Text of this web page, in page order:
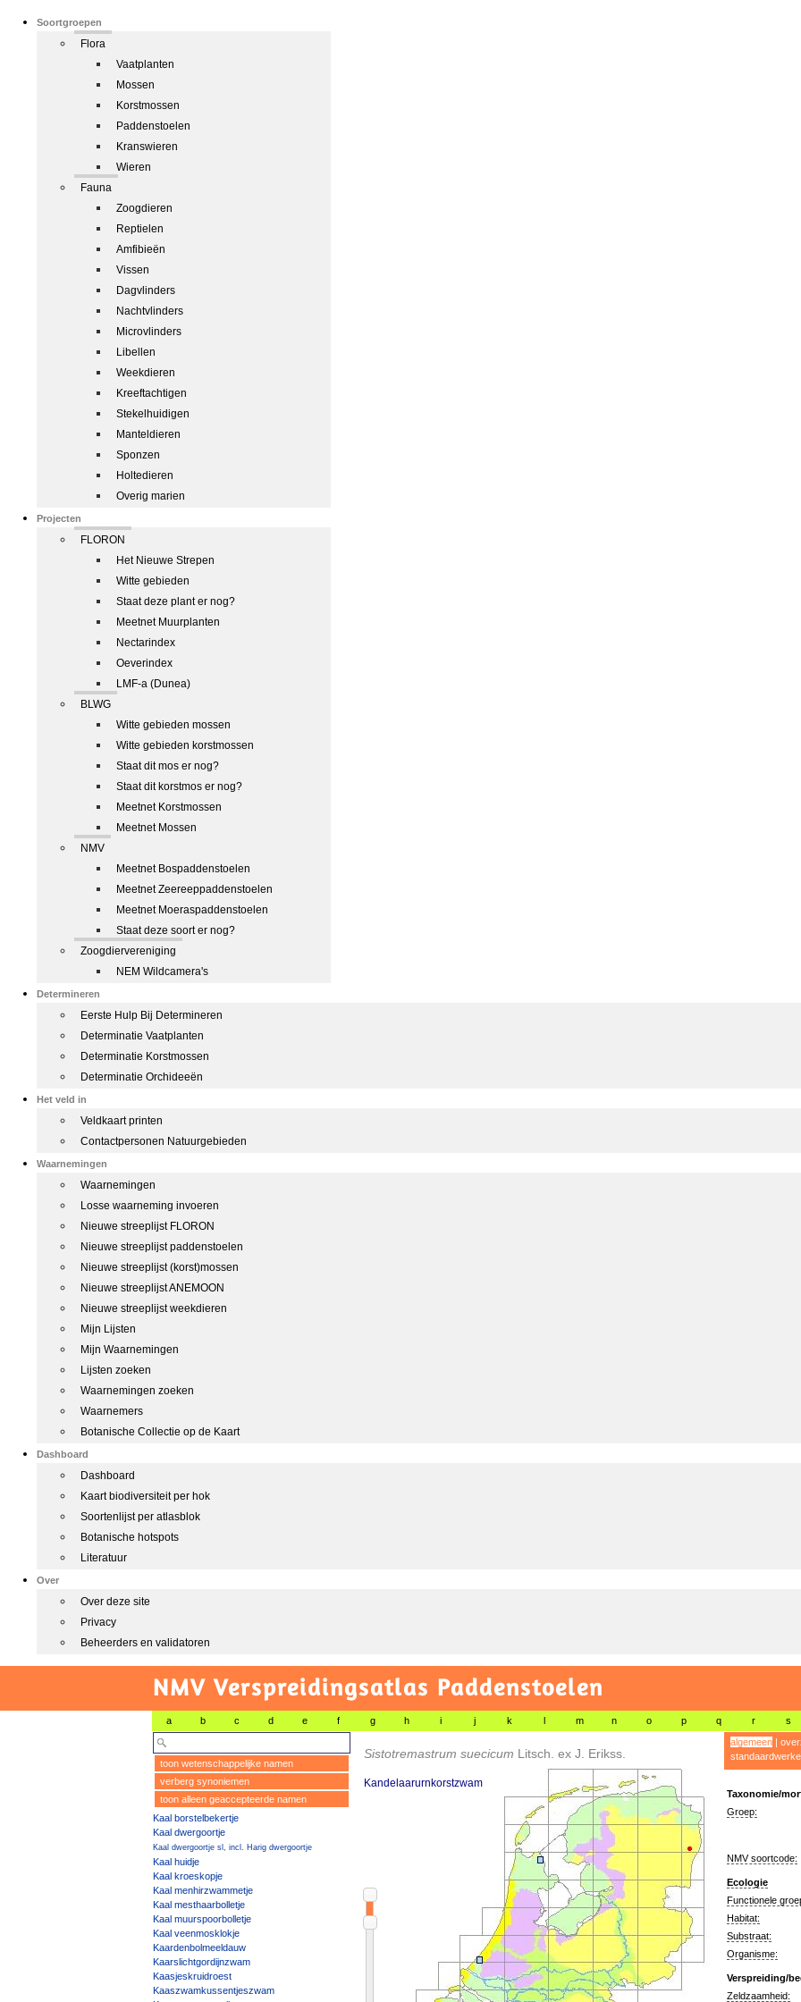
Soortgroepen
Flora
Vaatplanten
Mossen
Korstmossen
Paddenstoelen
Kranswieren
Wieren
Fauna
Zoogdieren
Reptielen
Amfibieën
Vissen
Dagvlinders
Nachtvlinders
Microvlinders
Libellen
Weekdieren
Kreeftachtigen
Stekelhuidigen
Manteldieren
Sponzen
Holtedieren
Overig marien
Projecten
FLORON
Het Nieuwe Strepen
Witte gebieden
Staat deze plant er nog?
Meetnet Muurplanten
Nectarindex
Oeverindex
LMF-a (Dunea)
BLWG
Witte gebieden mossen
Witte gebieden korstmossen
Staat dit mos er nog?
Staat dit korstmos er nog?
Meetnet Korstmossen
Meetnet Mossen
NMV
Meetnet Bospaddenstoelen
Meetnet Zeereeppaddenstoelen
Meetnet Moeraspaddenstoelen
Staat deze soort er nog?
Zoogdiervereniging
NEM Wildcamera's
Determineren
Eerste Hulp Bij Determineren
Determinatie Vaatplanten
Determinatie Korstmossen
Determinatie Orchideeën
Het veld in
Veldkaart printen
Contactpersonen Natuurgebieden
Waarnemingen
Waarnemingen
Losse waarneming invoeren
Nieuwe streeplijst FLORON
Nieuwe streeplijst paddenstoelen
Nieuwe streeplijst (korst)mossen
Nieuwe streeplijst ANEMOON
Nieuwe streeplijst weekdieren
Mijn Lijsten
Mijn Waarnemingen
Lijsten zoeken
Waarnemingen zoeken
Waarnemers
Botanische Collectie op de Kaart
Dashboard
Dashboard
Kaart biodiversiteit per hok
Soortenlijst per atlasblok
Botanische hotspots
Literatuur
Over
Over deze site
Privacy
Beheerders en validatoren
NMV Verspreidingsatlas Paddenstoelen
a b c d e f g h i j k l m n o p q r s
toon wetenschappelijke namen
verberg synoniemen
toon alleen geaccepteerde namen
Kaal borstelbekertje
Kaal dwergoortje
Kaal dwergoortje sl, incl. Harig dwergoortje
Kaal huidje
Kaal kroeskopje
Kaal menhirzwammetje
Kaal mesthaarbolletje
Kaal muurspoorbolletje
Kaal veenmosklokje
Kaardenbolmeeldauw
Kaarslichtgordijnzwam
Kaasjeskruidroest
Kaaszwamkussentjeszwam
Sistotremastrum suecicum Litsch. ex J. Erikss.
Kandelaarurnkorstzwam
algemeen|
Taxonomie/
Groep:
NMV soortcode:
Ecologie
Functionele
Habitat:
Substraat:
Organisme:
Verspreiding/
Zeldzaamheid: